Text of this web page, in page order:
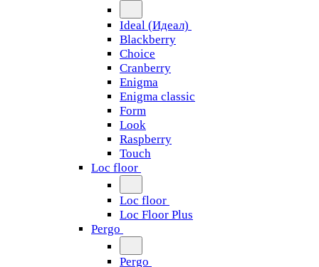
Ideal (Идеал)
Blackberry
Choice
Cranberry
Enigma
Enigma classic
Form
Look
Raspberry
Touch
Loc floor
Loc floor
Loc Floor Plus
Pergo
Pergo